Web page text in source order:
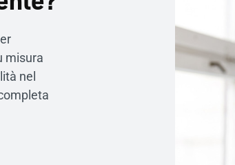
misura
nel